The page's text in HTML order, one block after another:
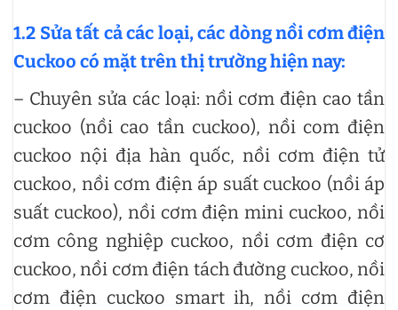
1.2 Sửa tất cả các loại, các dòng nồi cơm điện
Cuckoo có mặt trên thị trường hiện nay:
– Chuyên sửa các loại: nồi cơm điện cao tần
cuckoo (nồi cao tần cuckoo), nồi com điện
cuckoo nội địa hàn quốc, nồi cơm điện tử
cuckoo, nồi cơm điện áp suất cuckoo (nồi áp
suất cuckoo), nồi cơm điện mini cuckoo, nồi
cơm công nghiệp cuckoo, nồi cơm điện cơ
cuckoo, nồi cơm điện tách đường cuckoo, nồi
cơm điện cuckoo smart ih, nồi cơm điện